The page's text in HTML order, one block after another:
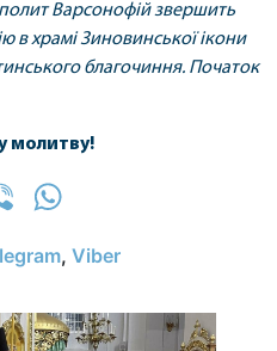
Варсонофій звершить
в храмі Зиновинської ікони
благочиння. Початок
молитву!
Viber
, Viber